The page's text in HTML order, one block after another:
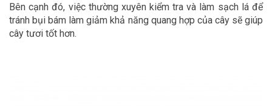
Bên cạnh đó, việc thường xuyên kiểm tra và làm sạch lá để
tránh bụi bám làm giảm khả năng quang hợp của cây sẽ giúp
cây tươi tốt hơn.